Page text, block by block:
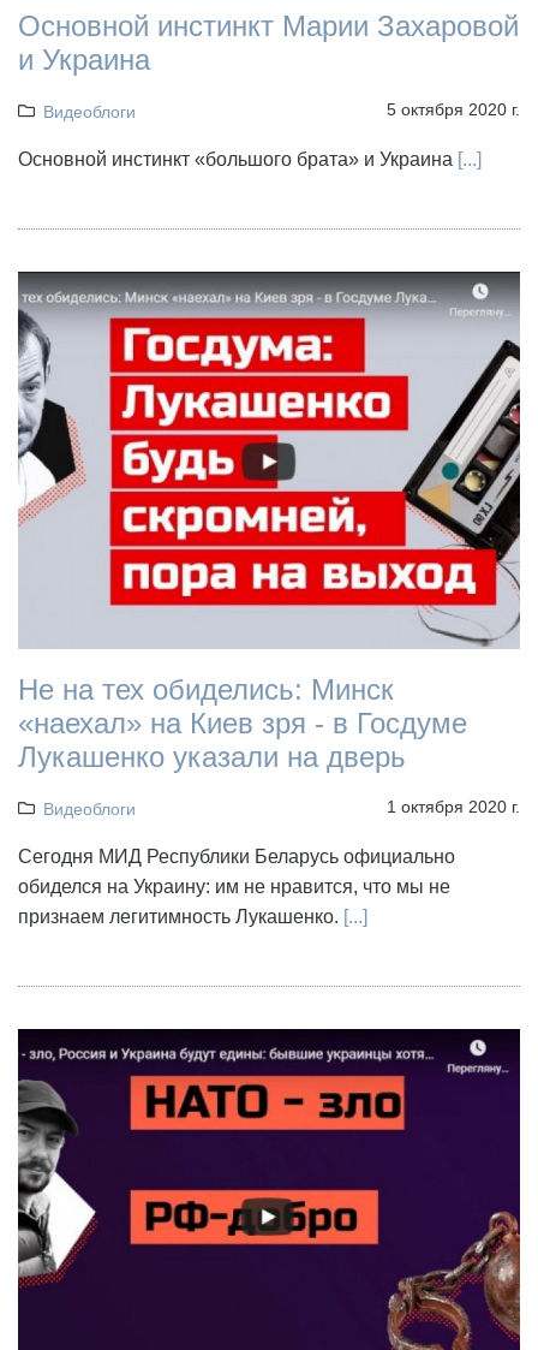
Основной инстинкт Марии Захаровой
и Украина
Видеоблоги 5 октября 2020 г.
Основной инстинкт «большого брата» и Украина [...]
Не на тех обиделись: Минск
«наехал» на Киев зря - в Госдуме
Лукашенко указали на дверь
Видеоблоги 1 октября 2020 г.
Сегодня МИД Республики Беларусь официально
обиделся на Украину: им не нравится, что мы не
признаем легитимность Лукашенко. [...]